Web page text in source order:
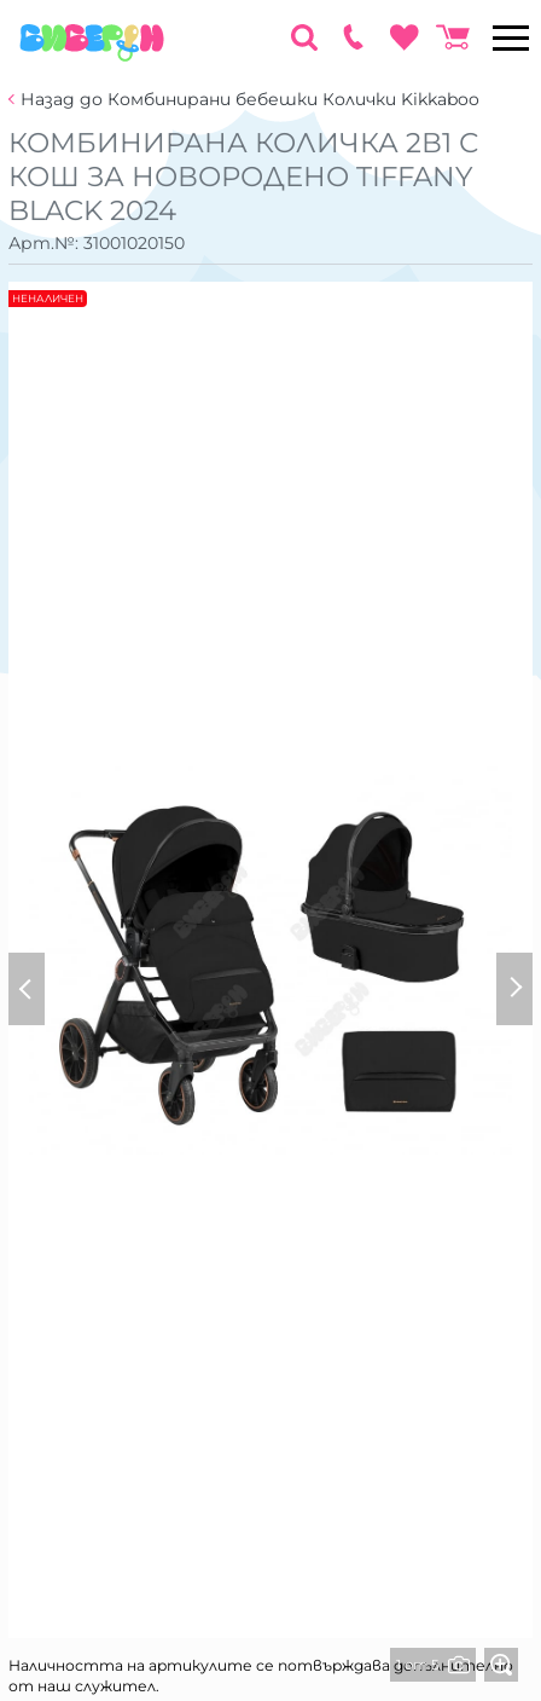
Назад до Комбинирани бебешки Колички Kikkaboo
КОМБИНИРАНА КОЛИЧКА 2В1 С
КОШ ЗА НОВОРОДЕНО TIFFANY
BLACK 2024
Арт.№:31001020150
1 от 5
Наличността на артикулите се потвърждава допълнително
от наш служител.
НЕНАЛИЧЕН